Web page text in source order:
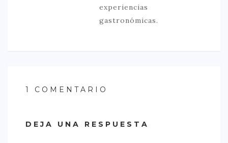
experiencias
gastronómicas.
1 COMENTARIO
DEJA UNA RESPUESTA